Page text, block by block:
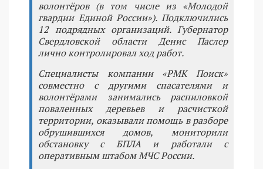
волонтёров (в том числе из «Молодой
гвардии Единой России»). Подключились
12 подрядных организаций. Губернатор
Свердловской области Денис Паслер
лично контролировал ход работ.
Специалисты компании «РМК Поиск»
совместно с другими спасателями и
волонтёрами занимались распиловкой
поваленных деревьев и расчисткой
территории, оказывали помощь в разборе
обрушившихся домов, мониторили
обстановку с БПЛА и работали с
оперативным штабом МЧС России.